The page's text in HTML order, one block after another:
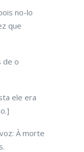
no-lo
que
de o
ele era
À morte